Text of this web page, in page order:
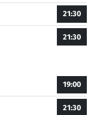
21:30
21:30
19:00
21:30